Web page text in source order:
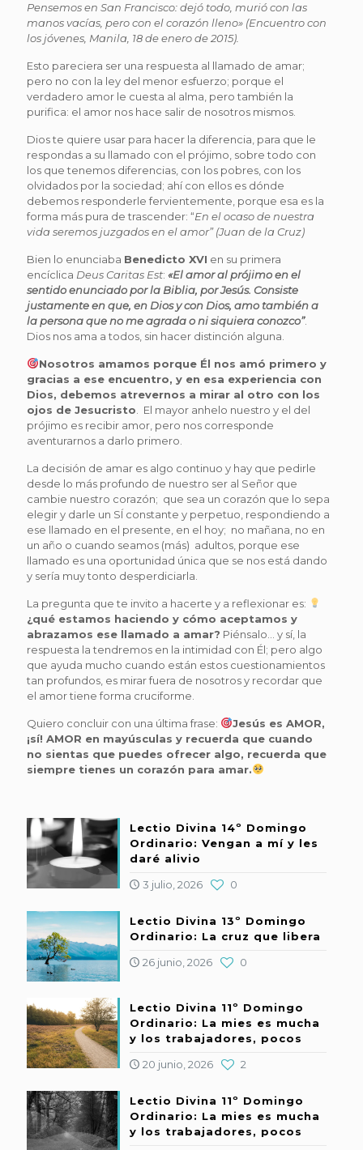
Pensemos en San Francisco: dejó todo, murió con las
manos vacías, pero con el corazón lleno» (Encuentro con
los jóvenes, Manila, 18 de enero de 2015).
Esto pareciera ser una respuesta al llamado de amar;
pero no con la ley del menor esfuerzo; porque el
verdadero amor le cuesta al alma, pero también la
purifica: el amor nos hace salir de nosotros mismos.
Dios te quiere usar para hacer la diferencia, para que le
respondas a su llamado con el prójimo, sobre todo con
los que tenemos diferencias, con los pobres, con los
olvidados por la sociedad; ahí con ellos es dónde
debemos responderle fervientemente, porque esa es la
forma más pura de trascender: “En el ocaso de nuestra
vida seremos juzgados en el amor” (Juan de la Cruz)
Bien lo enunciaba Benedicto XVI en su primera
encíclica Deus Caritas Est: «El amor al prójimo en el
sentido enunciado por la Biblia, por Jesús. Consiste
justamente en que, en Dios y con Dios, amo también a
la persona que no me agrada o ni siquiera conozco”.
Dios nos ama a todos, sin hacer distinción alguna.
Nosotros amamos porque Él nos amó primero y
gracias a ese encuentro, y en esa experiencia con
Dios, debemos atrevernos a mirar al otro con los
ojos de Jesucristo . El mayor anhelo nuestro y el del
prójimo es recibir amor, pero nos corresponde
aventurarnos a darlo primero.
La decisión de amar es algo continuo y hay que pedirle
desde lo más profundo de nuestro ser al Señor que
cambie nuestro corazón; que sea un corazón que lo sepa
elegir y darle un SÍ constante y perpetuo, respondiendo a
ese llamado en el presente, en el hoy; no mañana, no en
un año o cuando seamos (más) adultos, porque ese
llamado es una oportunidad única que se nos está dando
y sería muy tonto desperdiciarla.
La pregunta que te invito a hacerte y a reflexionar es:
¿qué estamos haciendo y cómo aceptamos y
abrazamos ese llamado a amar? Piénsalo… y sí, la
respuesta la tendremos en la intimidad con Él; pero algo
que ayuda mucho cuando están estos cuestionamientos
tan profundos, es mirar fuera de nosotros y recordar que
el amor tiene forma cruciforme.
Quiero concluir con una última frase:
Jesús es AMOR,
¡sí! AMOR en mayúsculas y recuerda que cuando
no sientas que puedes ofrecer algo, recuerda que
siempre tienes un corazón para amar.
Lectio Divina 14º Domingo
Ordinario: Vengan a mí y les
daré alivio
3 julio, 2026
0
Lectio Divina 13º Domingo
Ordinario: La cruz que libera
26 junio, 2026
0
Lectio Divina 11º Domingo
Ordinario: La mies es mucha
y los trabajadores, pocos
20 junio, 2026
2
Lectio Divina 11º Domingo
Ordinario: La mies es mucha
y los trabajadores, pocos